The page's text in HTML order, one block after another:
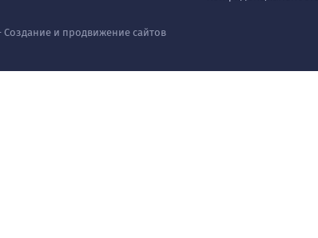
Создание и продвижение сайтов